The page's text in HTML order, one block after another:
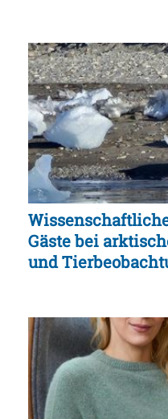
Gäste bei
und